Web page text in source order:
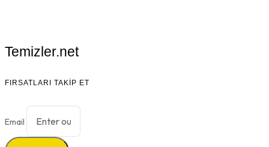
Temizler.net
FIRSATLARI TAKIP ET
Email